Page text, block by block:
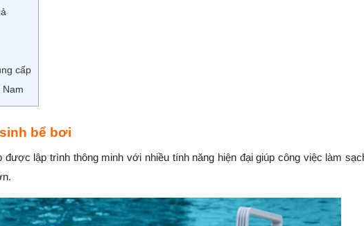
cấp
bể bơi
lập trình thông minh với nhiều tính năng hiện đại giúp công việc làm